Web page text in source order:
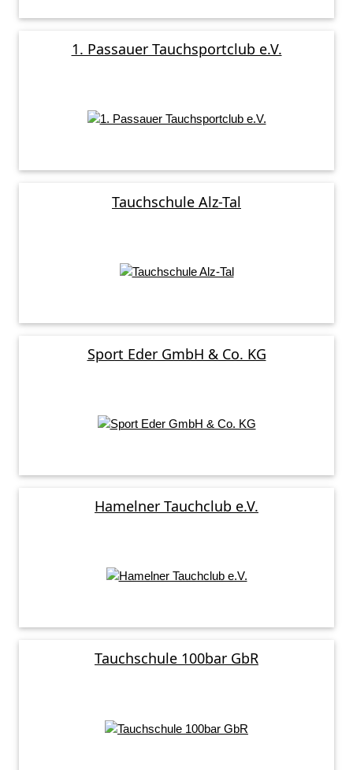
1. Passauer Tauchsportclub e.V.
Tauchschule Alz-Tal
Sport Eder GmbH & Co. KG
Hamelner Tauchclub e.V.
Tauchschule 100bar GbR